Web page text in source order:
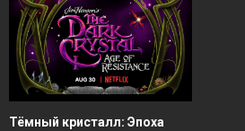
Тёмный кристалл: Эпоха